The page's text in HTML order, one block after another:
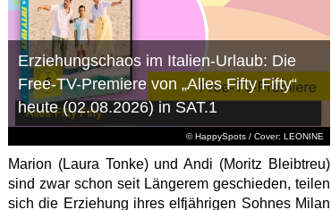
© HappySpots / Cover: LEONINE
Erziehungschaos im Italien-Urlaub: Die
Free-TV-Premiere von „Alles Fifty Fifty“
heute (02.08.2026) in SAT.1
Marion (Laura Tonke) und Andi (Moritz Bleibtreu)
sind zwar schon seit Längerem geschieden, teilen
sich die Erziehung ihres elfjährigen Sohnes Milan